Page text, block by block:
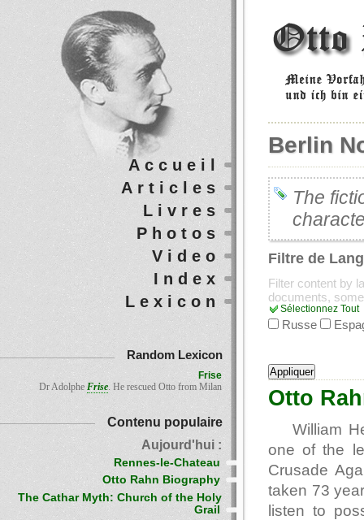
Berlin
The
Filtre de
Filter content by
documents,
Sélectionnez Tout
Russe
Otto
William
one of the
Crusade
taken 73
listen to
Accueil
Articles
Livres
Photos
Video
Index
Lexicon
Random Lexicon
Frise
Dr Adolphe Frise. He rescued Otto from Milan
Contenu populaire
Aujourd'hui :
Rennes-le-Chateau
Otto Rahn Biography
The Cathar Myth: Church of the Holy
Grail